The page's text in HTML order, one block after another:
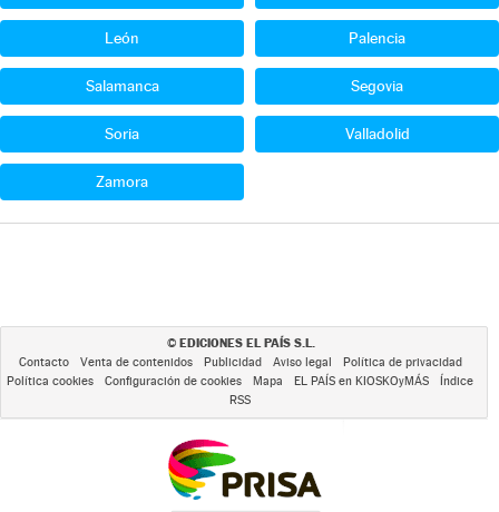
León Palencia
Salamanca Segovia
Soria Valladolid
Zamora
© EDICIONES EL PAÍS S.L.
Contacto Venta de contenidos Publicidad Aviso legal
Política de privacidad
Política cookies
Configuración de cookies Mapa EL PAÍS en KIOSKOyMÁS
Índice
RSS